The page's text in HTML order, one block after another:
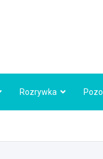
Rozrywka